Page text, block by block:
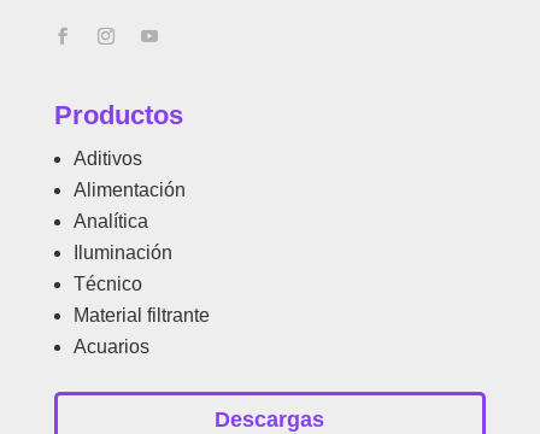
Productos
Aditivos
Alimentación
Analítica
Iluminación
Técnico
Material filtrante
Acuarios
Descargas